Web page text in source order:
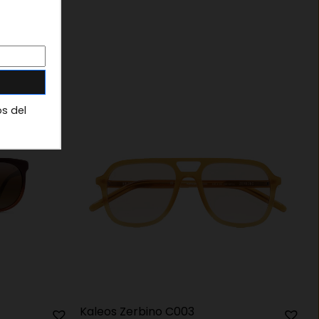
Kaleos Zerbino C003
del